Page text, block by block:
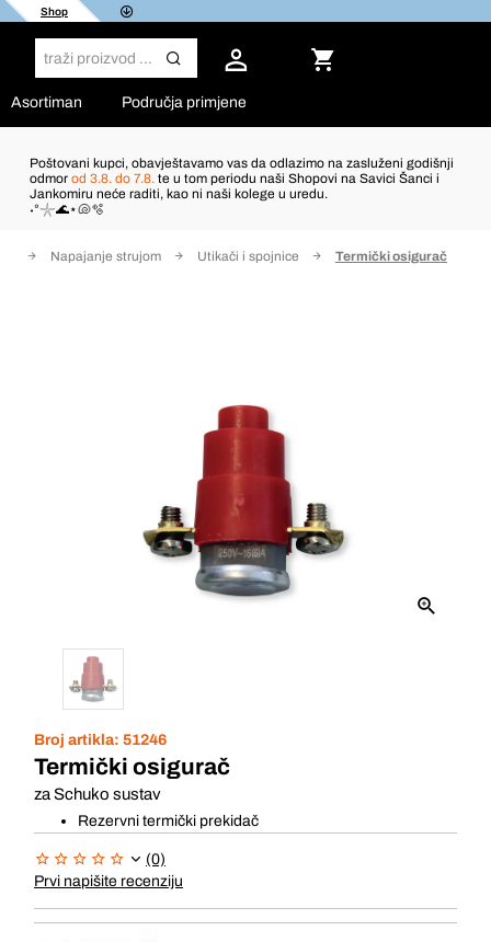
Shop
Asortiman Područja primjene
Poštovani kupci, obavještavamo vas da odlazimo na zasluženi godišnji
odmor od 3.8. do 7.8. te u tom periodu naši Shopovi na Savici Šanci i
Jankomiru neće raditi, kao ni naši kolege u uredu.
˖°𓇼🌊⋆🐚🫧
Napajanje strujom Utikači i spojnice Termički osigurač
Broj artikla: 51246
Termički osigurač
za Schuko sustav
Rezervni termički prekidač
(0)
Prvi napišite recenziju